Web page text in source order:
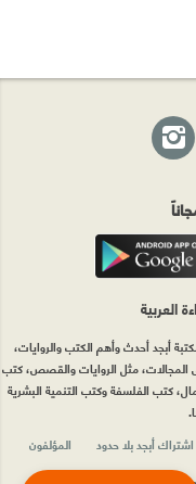
العربية
أبجد أحدث وأهم الكتب والروايات،
المجالات، مثل الروايات والقصص، كتب
كتب الفلسفة وكتب التنمية البشرية
اشتراك أبجد بلا حدود
المؤلفون